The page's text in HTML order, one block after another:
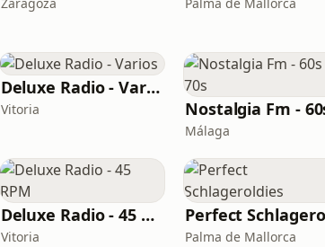
Deluxe Radio - Varios
Vitoria
Málaga
Deluxe Radio - 45 RPM
Vitoria Palma de Mallorca